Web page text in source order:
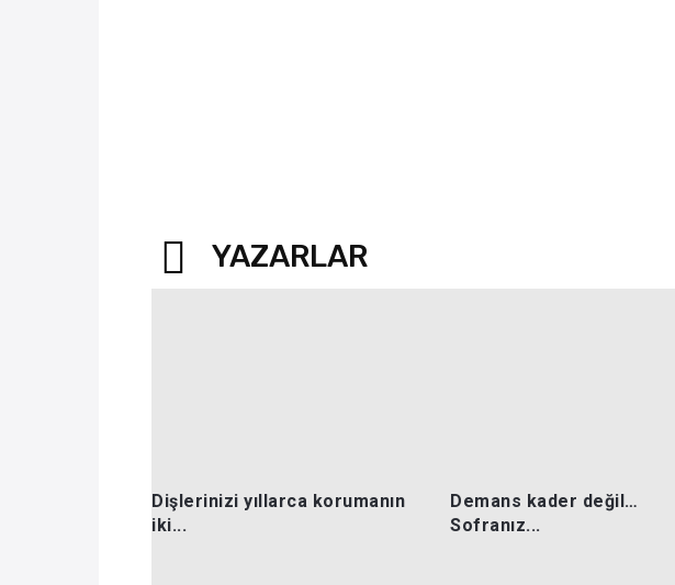
YAZARLAR
Dişlerinizi yıllarca korumanın
iki...
Demans kader değil…
Sofranız...